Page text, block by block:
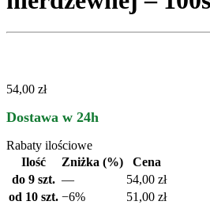
54,00 zł
Dostawa w 24h
Rabaty ilościowe
Ilość
Zniżka (%)
Cena
do 9 szt. — 54,00 zł
od 10 szt. −6% 51,00 zł